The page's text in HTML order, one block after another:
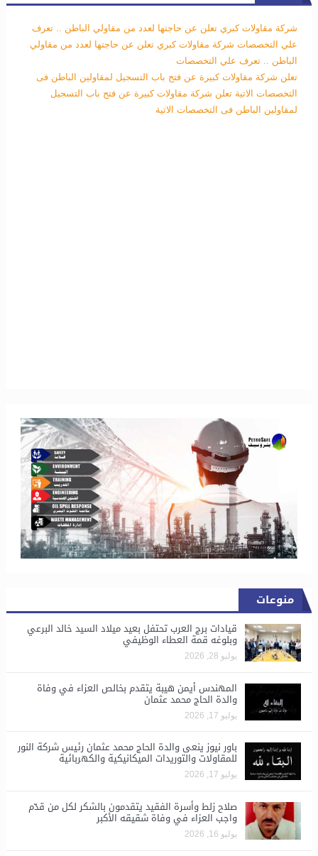
شركة مقاولات كبري تعلن عن حاجتها لعدد من مقاولي الباطن .. تعرف
علي التخصصات شركة مقاولات كبري تعلن عن حاجتها لعدد من مقاولي
الباطن .. تعرف علي التخصصات
تعلن شركة مقاولات كبيرة عن فتح باب التسجيل لمقاولين الباطن فى
التخصصات الاتية تعلن شركة مقاولات كبيرة عن فتح باب التسجيل
لمقاولين الباطن فى التخصصات الاتية
منوعات
قيادات برج العرب تحتفل بعيد ميلاد السيد خالد البرعي
وبلوغه قمة العطاء الوظيفي
يوليو 28, 2026
المهندس أيمن هيبة يتقدم بخالص العزاء في وفاة
والدة الحاج محمد عثمان
يوليو 17, 2026
باور نيوز ينعى والدة الحاج محمد عثمان رئيس شركة النور
للمقاولات والتوريدات الميكانيكية والكهربائية
يوليو 17, 2026
صلاح زلط وأسرة الفقيد يتقدمون بالشكر لكل من قدّم
واجب العزاء في وفاة شقيقه الأكبر
يوليو 16, 2026